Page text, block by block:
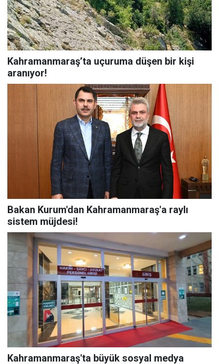
Kahramanmaraş’ta uçuruma düşen bir kişi
aranıyor!
Bakan Kurum'dan Kahramanmaraş'a raylı
sistem müjdesi!
Kahramanmaraş'ta büyük sosyal medya